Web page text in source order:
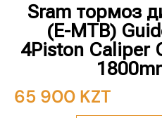
Sram тормоз
(E-MTB)
4Piston Caliper
65 900 KZT